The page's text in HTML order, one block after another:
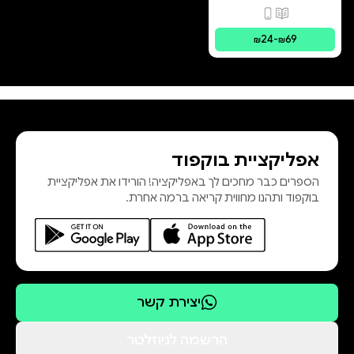
Magnificence
פורמטים זמינים
₪24-₪69
אפליקציית בוקפוד
הספרים כבר מחכים לך באפליקציה! הורידו את אפליקציית
בוקפוד ותהנו מחווית קריאה ברמה אחרת.
יצירת קשר